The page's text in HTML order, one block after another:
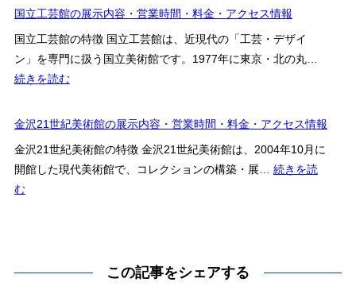
ど
こ
ろ・
金・
ア
ク
念
美
術
館
松
立
宮
本
郎
美
術
国立工芸館の展示内容・営業時間・料金・アクセス情報
国立工芸館の特徴 国立工芸館は、近現代の「工芸・デザイ
ン」を専門に扱う国立美術館です。1977年に東京・北の丸…
続きを読む:
立
芸
館
容・
金沢21世紀美術館の展示内容・営業時間・料金・アクセス情報
金沢21世紀美術館の特徴 金沢21世紀美術館は、2004年10月に
開館した現代美術館で、コレクションの構築・展… 続きを読
む:
この記事をシェアする